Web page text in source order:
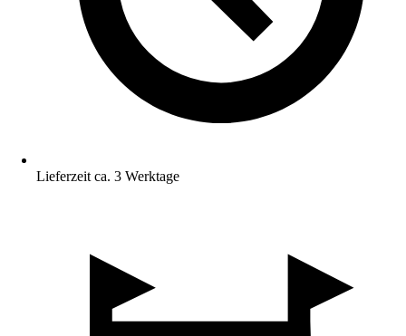
Lieferzeit ca. 3 Werktage